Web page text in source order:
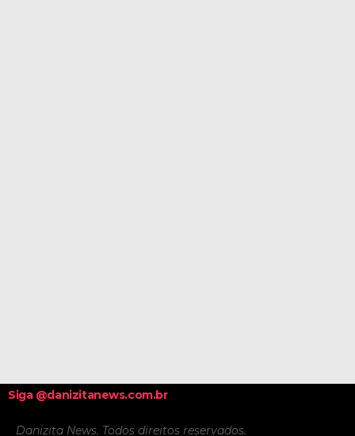
Siga @danizitanews.com.br
Danizita News. Todos direitos reservados.